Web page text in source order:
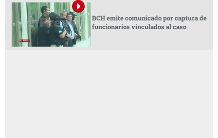
BCH emite comunicado por captura de
funcionarios vinculados al caso